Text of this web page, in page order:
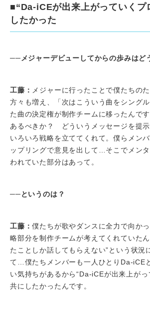
■“Da-iCEが出来上がっていくプ
したかった
──メジャーデビューしてからの歩みはど
工藤： メジャーに行ったことで僕たちの
方々も増え、「次はこういう曲をシング
た曲の決定権が制作チームに移ったんで
あるべきか？ どういうメッセージを提
いろいろ戦略を立ててくれて。僕らメン
ップリングで意見を出して…そこでメン
われていた部分はあって。
──というのは？
工藤：僕たちが歌やダンスに全力で向か
略部分を制作チームが考えてくれていた
たことしか話してもらえない”という状況
て…僕たちメンバーも一人ひとりDa-iCE
い気持ちがあるから“Da-iCEが出来上がっ
共にしたかったんです。